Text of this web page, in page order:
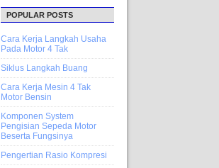
POPULAR POSTS
Cara Kerja Langkah Usaha
Pada Motor 4 Tak
Siklus Langkah Buang
Cara Kerja Mesin 4 Tak
Motor Bensin
Komponen System
Pengisian Sepeda Motor
Beserta Fungsinya
Pengertian Rasio Kompresi